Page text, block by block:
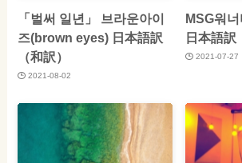
「벌써 일년」 브라운아이
즈(brown eyes) 日本語訳
（和訳）
2021-08-02
MSG워
日本語訳
2021-07-27